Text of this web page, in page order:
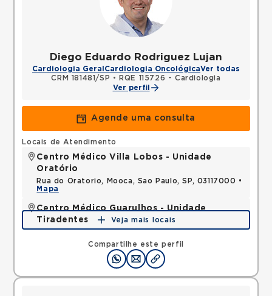
Diego Eduardo Rodriguez Lujan
Cardiologia Geral Cardiologia OncológicaVer todas
CRM 181481/SP •
RQE 115726 - Cardiologia
Ver perfil
Agende uma consulta
Compartilhe este perfil
Locais de Atendimento
Centro Médico Villa Lobos - Unidade
Oratório
Rua do Oratorio, Mooca, Sao Paulo, SP, 03117000 •
Mapa
Centro Médico Guarulhos - Unidade
Tiradentes
Avenida Tiradentes, Jardim Guarulhos, Guarulhos,
SP, 07090000 •
Mapa
Veja mais locais